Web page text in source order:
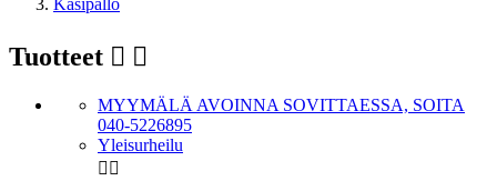
Käsipallo
Tuotteet  
MYYMÄLÄ AVOINNA SOVITTAESSA, SOITA
040-5226895
Yleisurheilu
 